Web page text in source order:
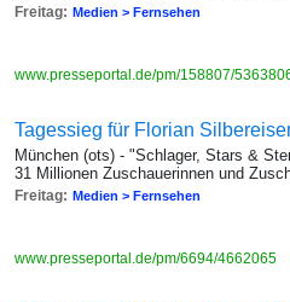
Freitag: Medien > Fernsehen
www.presseportal.de/pm/158807/
Tagessieg für Florian
München (ots) - "Schlager, Stars &
31 Millionen Zuschauerinnen und
Freitag: Medien > Fernsehen
www.presseportal.de/pm/6694/4662065